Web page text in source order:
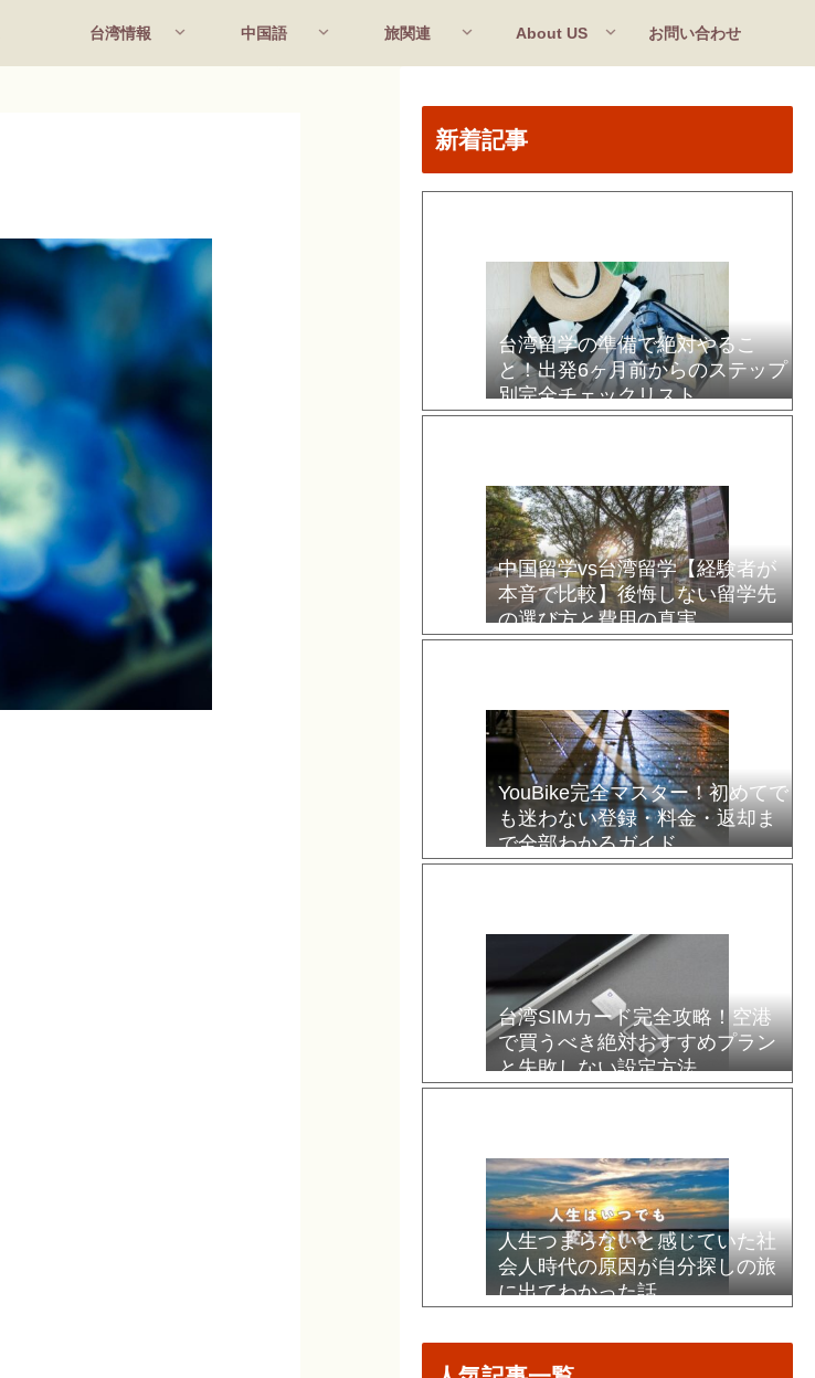
台湾情報 中国語 旅関連 About US お問い合わせ
新着記事
台湾留学の準備で絶対やるこ
と！出発6ヶ月前からのステップ
別完全チェックリスト
中国留学vs台湾留学【経験者が
本音で比較】後悔しない留学先
の選び方と費用の真実
YouBike完全マスター！初めてで
も迷わない登録・料金・返却ま
で全部わかるガイド
台湾SIMカード完全攻略！空港
で買うべき絶対おすすめプラン
と失敗しない設定方法
人生つまらないと感じていた社
会人時代の原因が自分探しの旅
に出てわかった話